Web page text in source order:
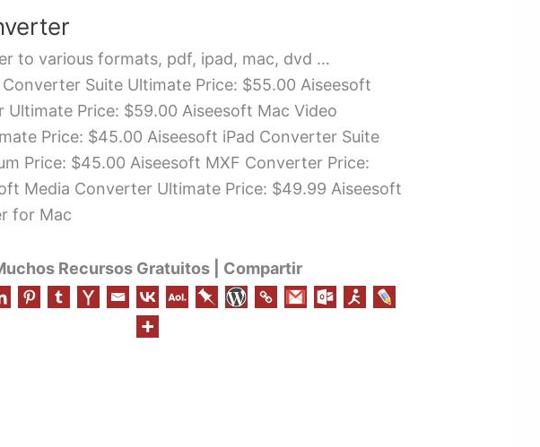
to various formats, pdf, ipad, mac, dvd …
Suite Ultimate Price: $55.00 Aiseesoft
Ultimate Price: $59.00 Aiseesoft Mac Video
Price: $45.00 Aiseesoft iPad Converter Suite
Price: $45.00 Aiseesoft MXF Converter Price:
Media Converter Ultimate Price: $49.99 Aiseesoft
for Mac
Recursos Gratuitos | Compartir